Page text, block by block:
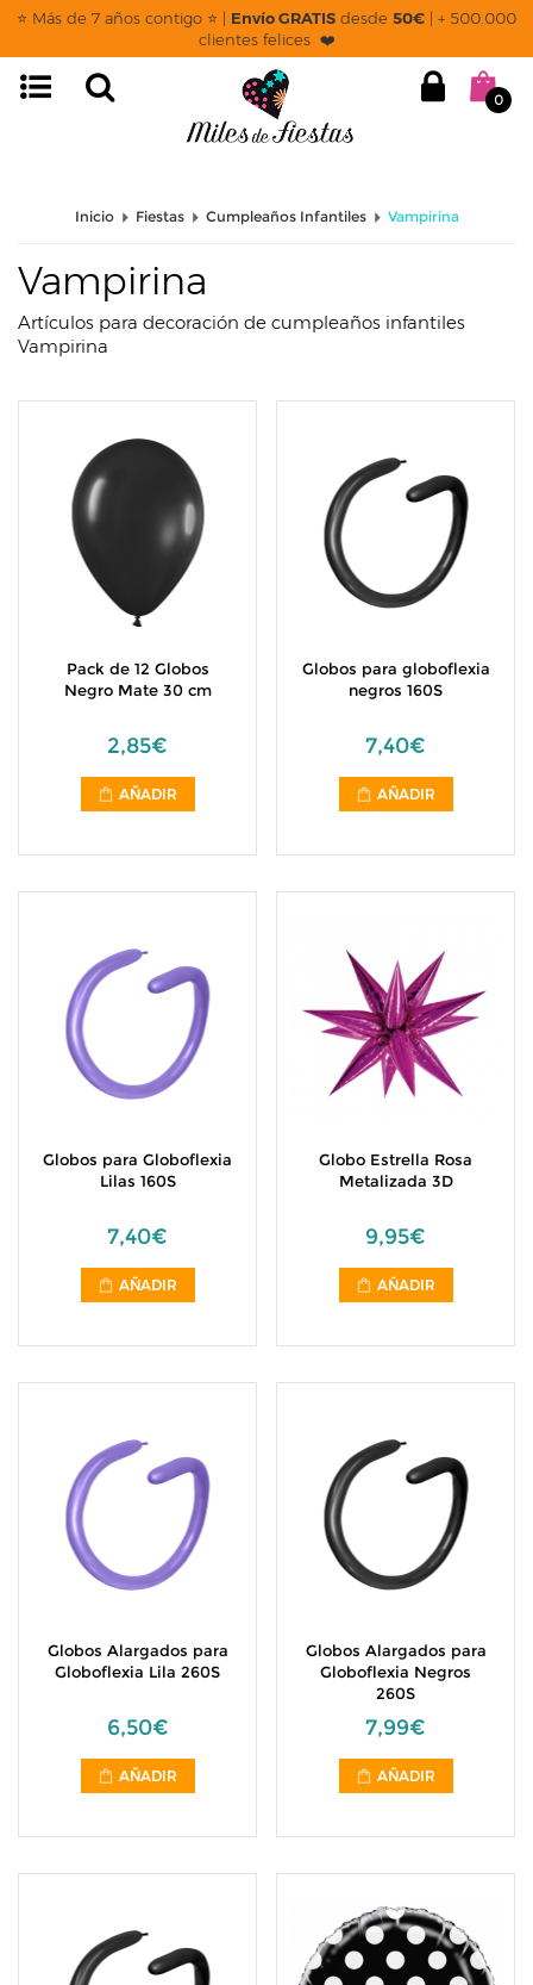
⭐ Más de 7 años contigo ⭐ | Envío GRATIS desde 50€ | + 500.000
clientes felices ❤️
0
page: listado
Inicio Fiestas Cumpleaños Infantiles Vampirina
Vampirina
Artículos para decoración de cumpleaños infantiles
Vampirina
Pack de 12 Globos
Negro Mate 30 cm
2,85€
AÑADIR
Globos para globoflexia
negros 160S
7,40€
AÑADIR
Globos para Globoflexia
Lilas 160S
7,40€
AÑADIR
Globo Estrella Rosa
Metalizada 3D
9,95€
AÑADIR
Globos Alargados para
Globoflexia Lila 260S
6,50€
AÑADIR
Globos Alargados para
Globoflexia Negros
260S
7,99€
AÑADIR